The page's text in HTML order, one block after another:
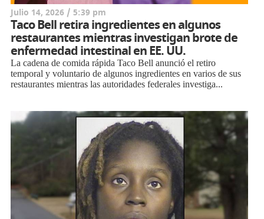
Julio 14, 2026 / 5:39 pm
Taco Bell retira ingredientes en algunos
restaurantes mientras investigan brote de
enfermedad intestinal en EE. UU.
La cadena de comida rápida Taco Bell anunció el retiro
temporal y voluntario de algunos ingredientes en varios de sus
restaurantes mientras las autoridades federales investiga...